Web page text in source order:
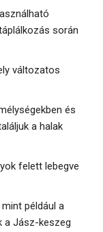
során
változatos
és
a halak
felett lebegve
például a
a Jász-keszeg